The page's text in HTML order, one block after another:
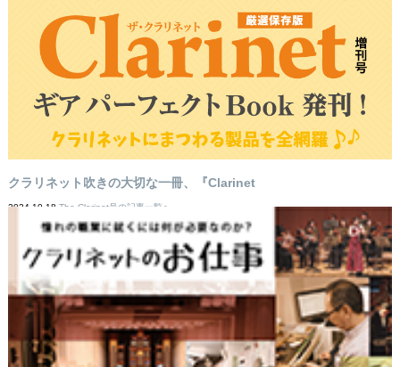
クラリネット吹きの大切な一冊、『Clarinet
2024-10-18 The Clarinet号の記事一覧へ